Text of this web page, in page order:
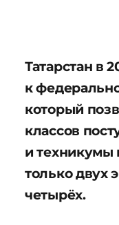
Татарстан в
к
который
классов
и техникумы
только двух
четырёх.